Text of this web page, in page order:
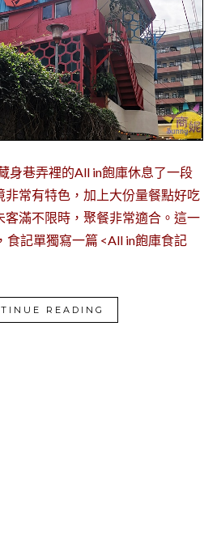
身巷弄裡的All in飽庫休息了一段
非常有特色，加上大份量餐點好吃
客滿不限時，聚餐非常適合。這一
食記單獨寫一篇 <All in飽庫食記
READING